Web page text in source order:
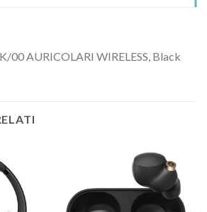
00 AURICOLARI WIRELESS, Black